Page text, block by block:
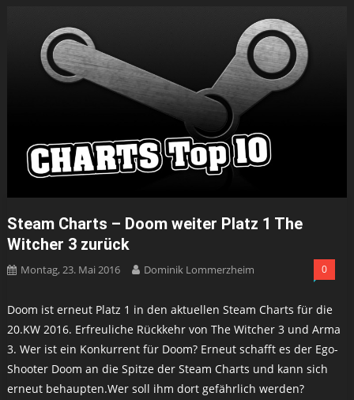
Steam Charts – Doom weiter Platz 1 The
Witcher 3 zurück
Montag, 23. Mai 2016 Dominik Lommerzheim 0
Doom ist erneut Platz 1 in den aktuellen Steam Charts für die
20.KW 2016. Erfreuliche Rückkehr von The Witcher 3 und Arma
3. Wer ist ein Konkurrent für Doom? Erneut schafft es der Ego-
Shooter Doom an die Spitze der Steam Charts und kann sich
erneut behaupten.Wer soll ihm dort gefährlich werden?